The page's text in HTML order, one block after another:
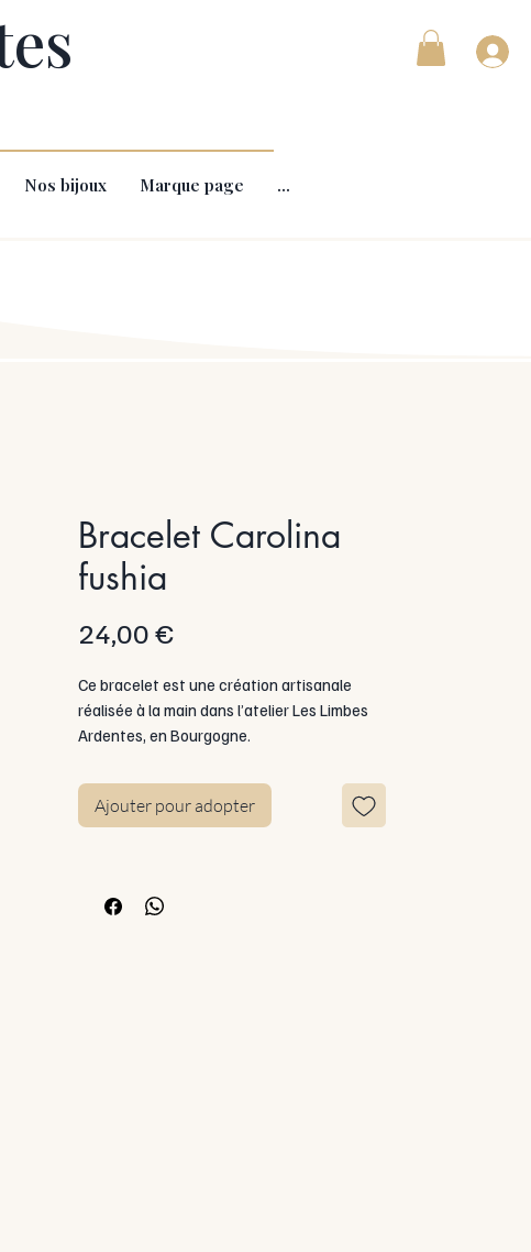
Nos bijoux Marque page ...
Bracelet Carolina
fushia
24,00 €Prix
Ce bracelet est une création artisanale
réalisée à la main dans l’atelier Les Limbes
Ardentes, en Bourgogne.
Il associe acier inoxydable et résine,
travaillée avec soin pour offrir profondeur,
nuances et reflets de la résine peuvent
Ajouter pour adopter